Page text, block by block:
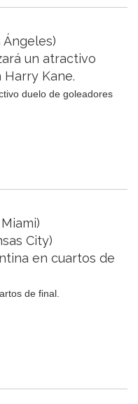
Ángeles)
duelo de goleadores
City)
de final.